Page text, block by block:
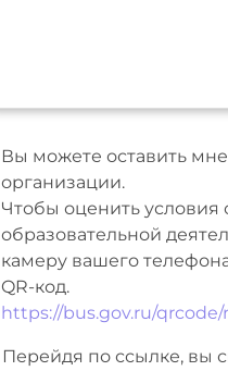
Вы можете оставить
организации.
Чтобы оценить условия
образовательной
камеру вашего
QR-код.
https://bus.gov.ru/qrcode/
Перейдя по ссылке, вы